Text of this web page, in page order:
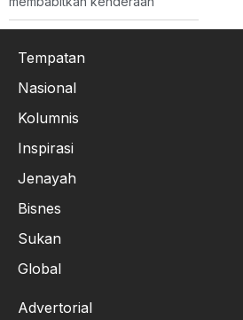
Tempatan
Nasional
Kolumnis
Inspirasi
Jenayah
Bisnes
Sukan
Global
Advertorial